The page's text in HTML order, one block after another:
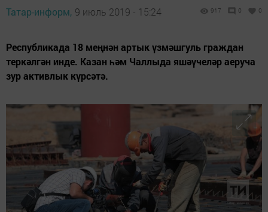
Татар-информ, 9 июль 2019 - 15:24 917 0 0
Республикада 18 меңнән артык үзмәшгуль граждан
теркәлгән инде. Казан һәм Чаллыда яшәүчеләр аеруча
зур активлык күрсәтә.